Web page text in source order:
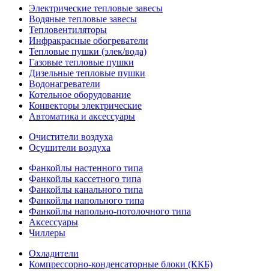
Электрические тепловые завесы
Водяные тепловые завесы
Тепловентиляторы
Инфракрасные обогреватели
Тепловые пушки (элек/вода)
Газовые тепловые пушки
Дизельные тепловые пушки
Водонагреватели
Котельное оборудование
Конвекторы электрические
Автоматика и аксессуары
Очистители воздуха
Осушители воздуха
Фанкойлы настенного типа
Фанкойлы кассетного типа
Фанкойлы канального типа
Фанкойлы напольного типа
Фанкойлы напольно-потолочного типа
Аксессуары
Чиллеры
Охладители
Компрессорно-конденсаторные блоки (ККБ)